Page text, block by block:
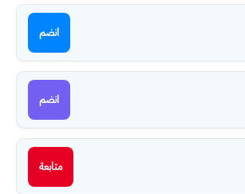
انضم
انضم
متابعة